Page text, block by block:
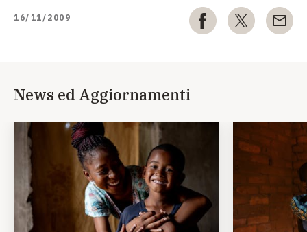
16/11/2009
News ed Aggiornamenti